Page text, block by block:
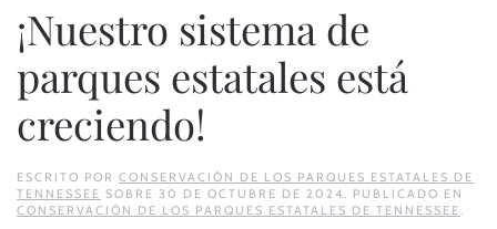
¡Nuestro sistema de
parques estatales está
creciendo!
ESCRITO POR CONSERVACIÓN DE LOS PARQUES ESTATALES DE
TENNESSEE SOBRE 30 DE OCTUBRE DE 2024. PUBLICADO EN
CONSERVACIÓN DE LOS PARQUES ESTATALES DE TENNESSEE.